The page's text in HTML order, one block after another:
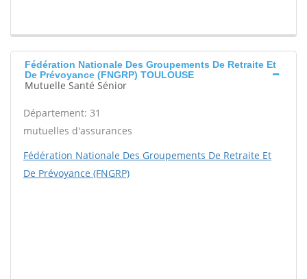
Fédération Nationale Des Groupements De Retraite Et
De Prévoyance (FNGRP) TOULOUSE
Mutuelle Santé Sénior
Département: 31
mutuelles d'assurances
Fédération Nationale Des Groupements De Retraite Et
De Prévoyance (FNGRP)